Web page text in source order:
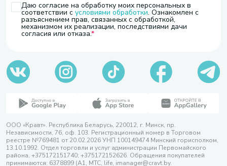
Даю согласие на обработку моих персональных в
соответствии с условиями обработки. Ознакомлен с
разъяснением прав, связанных с обработкой,
механизмом их реализации, последствиями дачи
согласия или отказа.
ООО «Кравт». Республика Беларусь, 220012, г. Минск, пр.
Независимости, 76, оф. 103. Регистрационный номер в Торговом
реестре №769481 от 20.02.2026 УНП 100149474 Минский горисполком,
13.10.1992. Отдел торговли и услуг администрации Первомайского
района, +375172151740; +375172152626. Обращения покупателей
принимаются: 6378899 (А1, МТС, life, imanager@cravt.by.